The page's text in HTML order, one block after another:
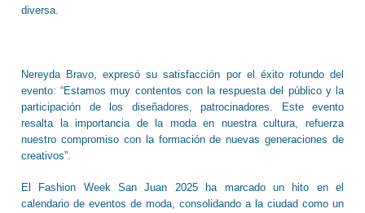
diversa.
Nereyda Bravo, expresó su satisfacción por el éxito rotundo del
evento: “Estamos muy contentos con la respuesta del público y la
participación de los diseñadores, patrocinadores. Este evento
resalta la importancia de la moda en nuestra cultura, refuerza
nuestro compromiso con la formación de nuevas generaciones de
creativos”.
El Fashion Week San Juan 2025 ha marcado un hito en el
calendario de eventos de moda, consolidando a la ciudad como un